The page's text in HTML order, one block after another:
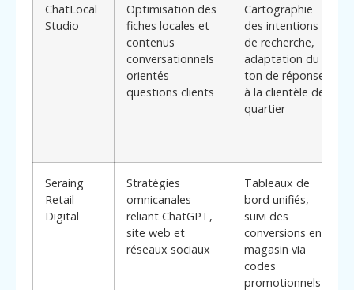
ChatLocal
Studio
Optimisation des
fiches locales et
contenus
conversationnels
orientés
questions clients
Cartographie
des intentions
de recherche,
adaptation du
ton de réponse
à la clientèle de
quartier
Seraing
Retail
Digital
Stratégies
omnicanales
reliant ChatGPT,
site web et
réseaux sociaux
Tableaux de
bord unifiés,
suivi des
conversions en
magasin via
codes
promotionnels